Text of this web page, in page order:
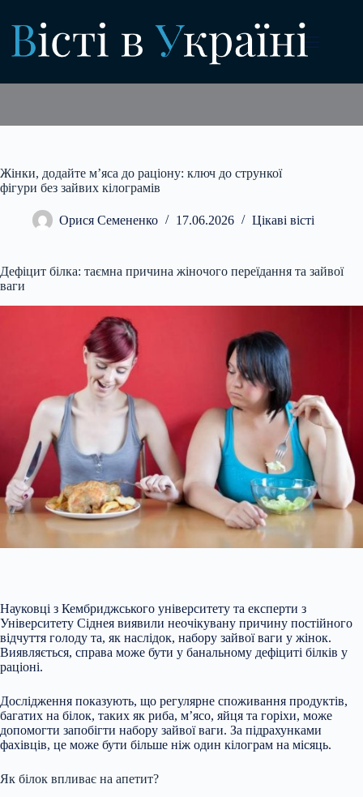
вмісту
Жінки, додайте м’яса до раціону: ключ до стрункої
фігури без зайвих кілограмів
Орися Семененко 17.06.2026 Цікаві вісті
Дефіцит білка: таємна причина жіночого переїдання та зайвої
ваги
Науковці з Кембриджського університету та експерти з
Університету Сіднея виявили неочікувану причину постійного
відчуття голоду та, як наслідок, набору зайвої ваги у жінок.
Виявляється, справа може бути у банальному дефіциті білків у
раціоні.
Дослідження показують, що регулярне споживання продуктів,
багатих на білок, таких як риба, м’ясо, яйця та горіхи, може
допомогти запобігти набору зайвої ваги. За підрахунками
фахівців, це може бути більше ніж один кілограм на місяць.
Як білок впливає на апетит?